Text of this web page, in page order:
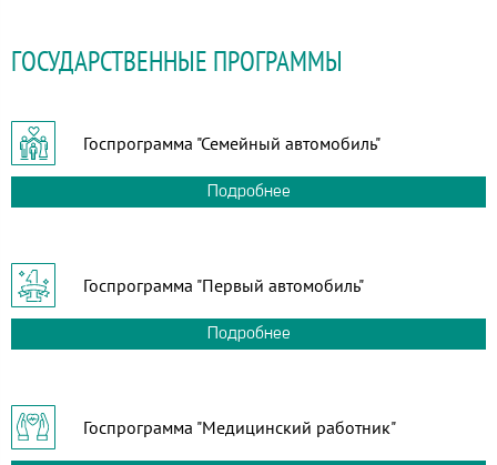
ГОСУДАРСТВЕННЫЕ ПРОГРАММЫ
Госпрограмма "Семейный автомобиль"
Подробнее
Госпрограмма "Первый автомобиль"
Подробнее
Госпрограмма "Медицинский работник"